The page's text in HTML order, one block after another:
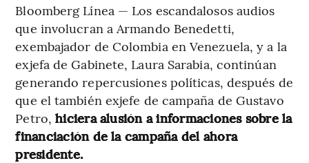
Bloomberg Línea — Los escandalosos audios
que involucran a Armando Benedetti,
exembajador de Colombia en Venezuela, y a la
exjefa de Gabinete, Laura Sarabia, continúan
generando repercusiones políticas, después de
que el también exjefe de campaña de Gustavo
Petro,hiciera alusión a informaciones sobre la
financiación de la campaña del ahora
presidente.